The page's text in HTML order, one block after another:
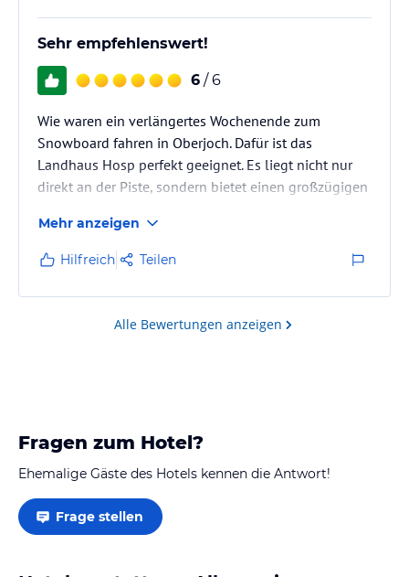
Sehr empfehlenswert!
6 / 6
Wie waren ein verlängertes Wochenende zum
Snowboard fahren in Oberjoch. Dafür ist das
Landhaus Hosp perfekt geeignet. Es liegt nicht nur
direkt an der Piste, sondern bietet einen großzügigen
Mehr anzeigen
Hilfreich Teilen
Alle Bewertungen anzeigen
Fragen zum Hotel?
Ehemalige Gäste des Hotels kennen die Antwort!
Frage stellen